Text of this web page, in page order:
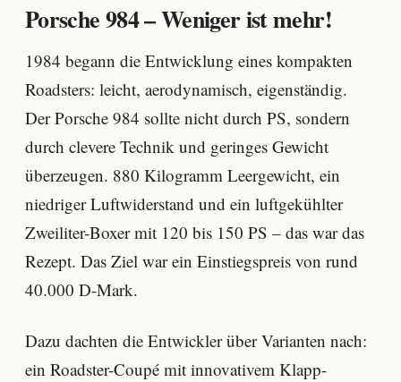
Porsche 984 – Weniger ist mehr!
1984 begann die Entwicklung eines kompakten
Roadsters: leicht, aerodynamisch, eigenständig.
Der Porsche 984 sollte nicht durch PS, sondern
durch clevere Technik und geringes Gewicht
überzeugen. 880 Kilogramm Leergewicht, ein
niedriger Luftwiderstand und ein luftgekühlter
Zweiliter-Boxer mit 120 bis 150 PS – das war das
Rezept. Das Ziel war ein Einstiegspreis von rund
40.000 D-Mark.
Dazu dachten die Entwickler über Varianten nach:
ein Roadster-Coupé mit innovativem Klapp-